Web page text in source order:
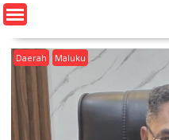
e
n
Daerah Maluku